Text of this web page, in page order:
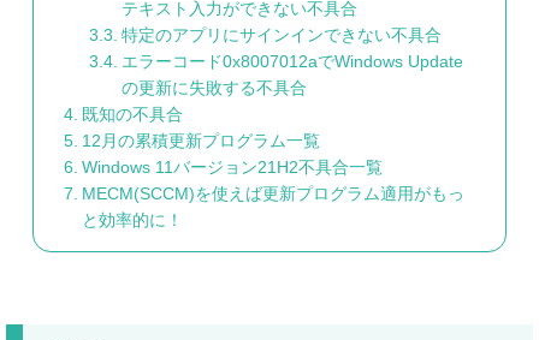
テキスト入力ができない不具合
特定のアプリにサインインできない不具合
エラーコード0x8007012aでWindows Update
の更新に失敗する不具合
既知の不具合
12月の累積更新プログラム一覧
Windows 11バージョン21H2不具合一覧
MECM(SCCM)を使えば更新プログラム適用がもっ
と効率的に！